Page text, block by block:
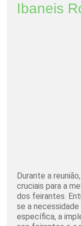
Ibaneis
Durante a
cruciais para a
dos feirantes.
se a
específica, a